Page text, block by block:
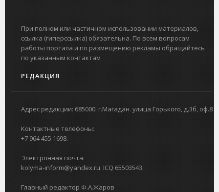
При полном или частичном использовании материалов,
ссылка (гиперссылка) обязательна. По всем вопросам
работы портала и по размещению рекламы обращайтесь
по указанным контактам
РЕДАКЦИЯ
Адрес редакции: 685000. г.Магадан. улица Горького, д.3б, оф.8
Контактные телефоны:
+7 964 455 1698.
Электронная почта:
kolyma-inform@yandex.ru. ICQ 65503543.
Главный редактор Ф.А.Жаров